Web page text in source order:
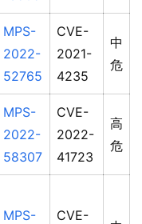
MPS-
2022-
52765
CVE-
2021-
4235
中
危
MPS-
2022-
58307
CVE-
2022-
41723
高
危
MPS-
CVE-